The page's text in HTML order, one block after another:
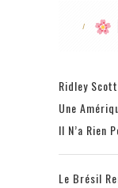
Ridley
Une
Il N’a Rien
Le Brésil